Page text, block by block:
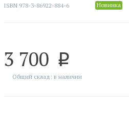
ISBN 978-3-86922-884-6 Новинка
3 700 p
Общий склад: в наличии